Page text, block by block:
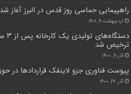
راهپیمایی حماسی روز قدس در البرز آغاز شد
اردیبهشت ۹, ۱۴۰۱
ترخیص شد
آذر ۹, ۱۴۰۰
پیوست فناوری جزو لاینفک قراردادها
آذر ۲۲, ۱۴۰۰